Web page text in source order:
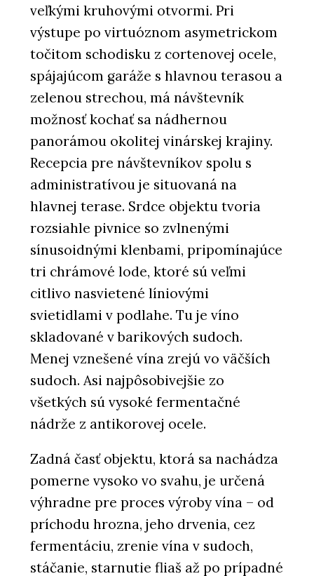
veľkými kruhovými otvormi. Pri
výstupe po virtuóznom asymetrickom
točitom schodisku z cortenovej ocele,
spájajúcom garáže s hlavnou terasou a
zelenou strechou, má návštevník
možnosť kochať sa nádhernou
panorámou okolitej vinárskej krajiny.
Recepcia pre návštevníkov spolu s
administratívou je situovaná na
hlavnej terase. Srdce objektu tvoria
rozsiahle pivnice so zvlnenými
sínusoidnými klenbami, pripomínajúce
tri chrámové lode, ktoré sú veľmi
citlivo nasvietené líniovými
svietidlami v podlahe. Tu je víno
skladované v barikových sudoch.
Menej vznešené vína zrejú vo väčších
sudoch. Asi najpôsobivejšie zo
všetkých sú vysoké fermentačné
nádrže z antikorovej ocele.
Zadná časť objektu, ktorá sa nachádza
pomerne vysoko vo svahu, je určená
výhradne pre proces výroby vína – od
príchodu hrozna, jeho drvenia, cez
fermentáciu, zrenie vína v sudoch,
stáčanie, starnutie fliaš až po prípadné